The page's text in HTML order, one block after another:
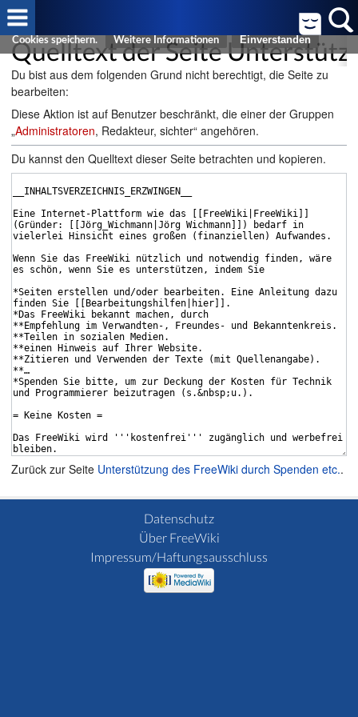
Cookies helfen uns bei der Bereitstellung von FreeWiki. Durch die
Nutzung von FreeWiki erklären Sie sich damit einverstanden, dass wir
Cookies speichern.
Weitere Informationen
Quelltext der Seite
Du bist aus dem folgenden Grund nicht berechtigt, die Seite zu
bearbeiten:
Diese Aktion ist auf Benutzer beschränkt, die einer der Gruppen
„Administratoren, Redakteur, sichter“ angehören.
Du kannst den Quelltext dieser Seite betrachten und kopieren.
Zurück zur Seite Unterstützung des FreeWiki durch Spenden etc..
Datenschutz
Über FreeWiki
Impressum/Haftungsausschluss